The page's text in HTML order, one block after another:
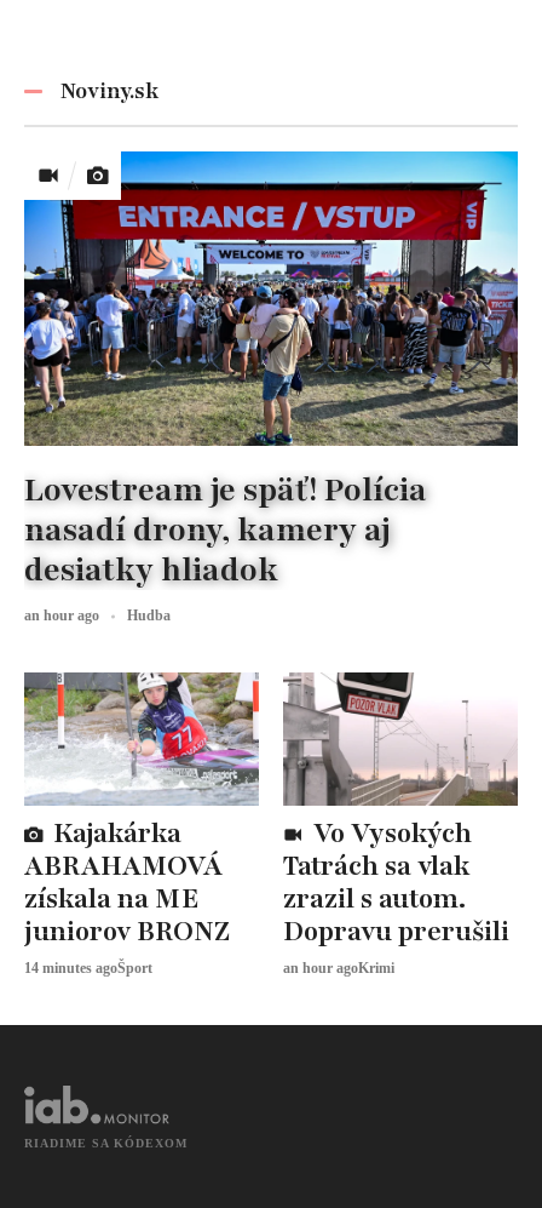
Noviny.sk
ABRAHAMOVÁ
získala na ME
juniorov BRONZ
14 minutes agoŠport
Tatrách sa vlak
zrazil s autom.
Dopravu prerušili
an hour agoKrimi
Lovestream je späť! Polícia
nasadí drony, kamery aj
desiatky hliadok
an hour ago Hudba
RIADIME SA KÓDEXOM